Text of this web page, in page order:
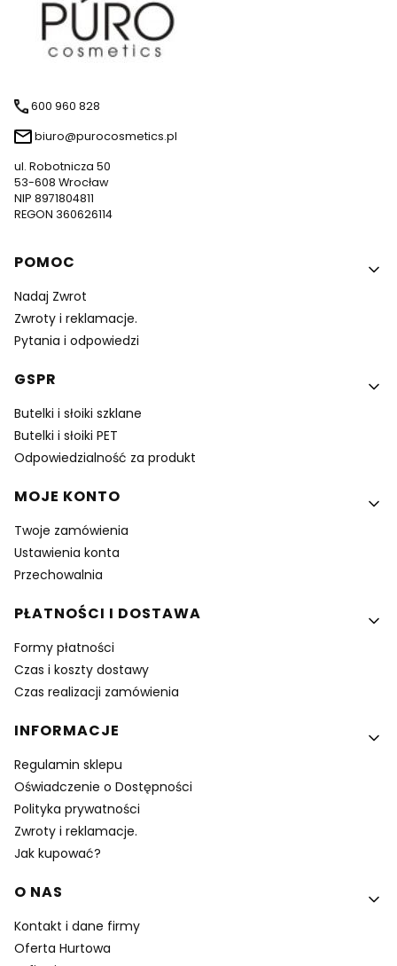
600 960 828
biuro@purocosmetics.pl
ul. Robotnicza 50
53-608 Wrocław
NIP 8971804811
REGON 360626114
Linki w stopce
POMOC
Nadaj Zwrot
Zwroty i reklamacje.
Pytania i odpowiedzi
GSPR
Butelki i słoiki szklane
Butelki i słoiki PET
Odpowiedzialność za produkt
MOJE KONTO
Twoje zamówienia
Ustawienia konta
Przechowalnia
PŁATNOŚCI I DOSTAWA
Formy płatności
Czas i koszty dostawy
Czas realizacji zamówienia
INFORMACJE
Regulamin sklepu
Oświadczenie o Dostępności
Polityka prywatności
Zwroty i reklamacje.
Jak kupować?
O NAS
Kontakt i dane firmy
Oferta Hurtowa